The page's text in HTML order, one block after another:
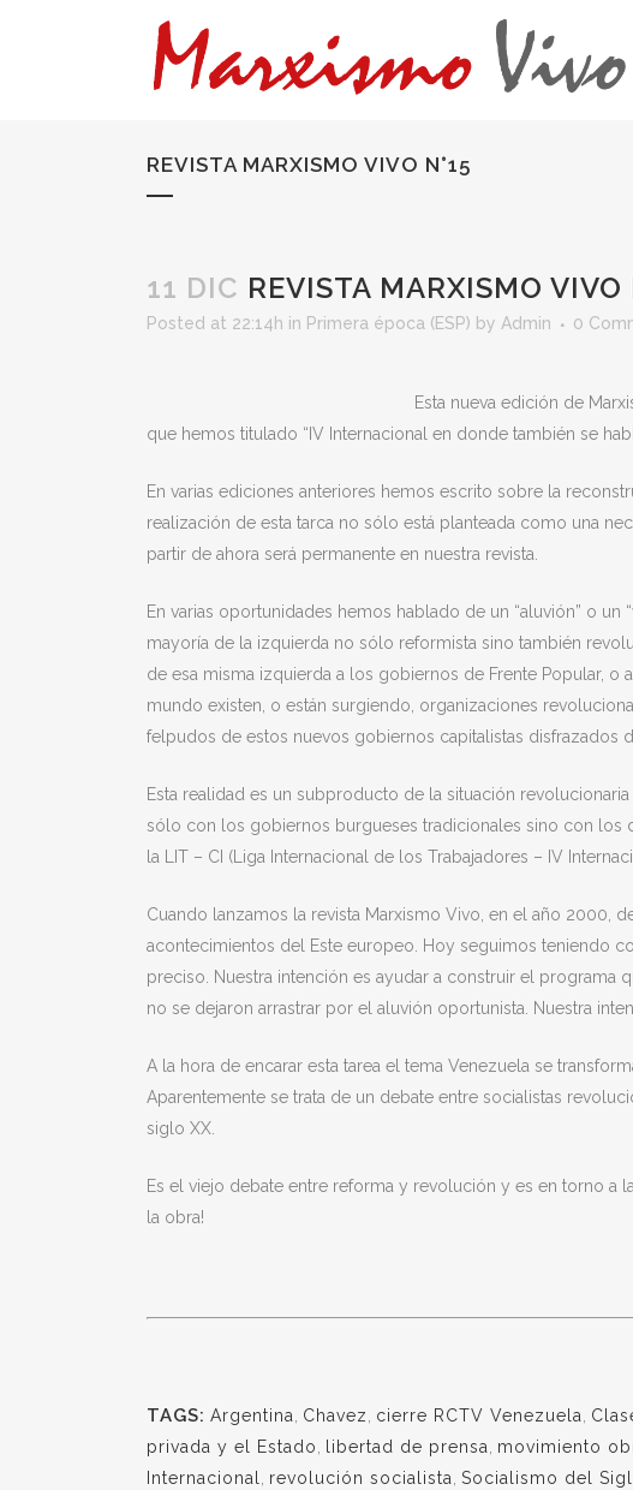
REVISTA MARXISMO VIVO N°15
11 DIC REVISTA MARXISMO VIVO
Posted at 22:14h in Primera época (ESP) by Admin 0
Esta nueva edición de
que hemos titulado “IV Internacional en donde también se
En varias ediciones anteriores hemos escrito sobre la
realización de esta tarca no sólo está planteada como una
partir de ahora será permanente en nuestra revista.
En varias oportunidades hemos hablado de un “aluvión” o
mayoría de la izquierda no sólo reformista sino también
de esa misma izquierda a los gobiernos de Frente Popular, o
mundo existen, o están surgiendo, organizaciones
felpudos de estos nuevos gobiernos capitalistas disfrazados
Esta realidad es un subproducto de la situación
sólo con los gobiernos burgueses tradicionales sino con los
la LIT – CI (Liga Internacional de los Trabajadores – IV
Cuando lanzamos la revista Marxismo Vivo, en el año 2000,
acontecimientos del Este europeo. Hoy seguimos teniendo
preciso. Nuestra intención es ayudar a construir el programa
no se dejaron arrastrar por el aluvión oportunista. Nuestra
A la hora de encarar esta tarea el tema Venezuela se
Aparentemente se trata de un debate entre socialistas
siglo XX.
Es el viejo debate entre reforma y revolución y es en torno a
la obra!
TAGS: Argentina Chavez cierre RCTV Venezuela
privada y el Estado
libertad de prensa movimiento
Internacional
revolución socialista Socialismo del